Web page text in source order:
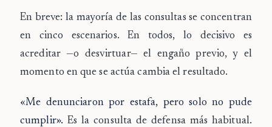
En breve: la mayoría de las consultas se concentran
en cinco escenarios. En todos, lo decisivo es
acreditar —o desvirtuar— el engaño previo, y el
momento en que se actúa cambia el resultado.
«Me denunciaron por estafa, pero solo no pude
cumplir». Es la consulta de defensa más habitual.